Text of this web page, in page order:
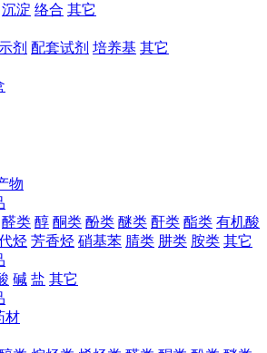
沉淀 络合 其它
剂 配套试剂 培养基 其它
物
醛类 醇 酮类 酚类 醚类 酐类 酯类 有机酸
烃 芳香烃 硝基苯 腈类 肼类 胺类 其它
碱 盐 其它
材